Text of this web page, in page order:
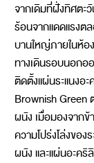
จากเดิมที่ฝั่งทิศตะ
ร้อนจากแดดแรงต
บานใหญ่ภายในห้อ
ทางเดินรอบนอกอ
ติดตั้งแผ่นระแนงอ
Brownish Green
ผนัง เมื่อมองจากข้
ความโปร่งโล่งของ
ผนัง และแผ่นอะคริ